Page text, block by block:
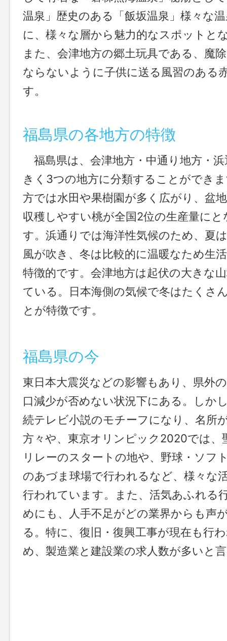
温泉」歴史のある「飯坂温泉」様々な
に、様々な層から魅力的なスポットと
また、会津地方の郷土玩具である、魔
ならないように子供に送る風習のある
す。
福島県の各地方の特徴
福島県は、会津地方・中通り地方・
きく3つの地方に分類することができ
方では水田や果樹園が多く広がり、盆
収穫しやすい桃が全国2位の生産量に
す。浜通りでは海洋性気候のため、夏
風が吹き、冬は比較的に温暖なため生
特徴的です。会津地方は起伏の大きな
ている。日本海側の気候で冬はたくさ
とが特徴です。
福島県の今
東日本大震災などの影響もあり、県外
口減少が否めない状況下にある。しか
続テレビ小説のモチーフになり、名所
方々や、東京オリンピック2020では、
リレーのスタートの地や、野球・ソフ
のあづま球場で行われるなど、様々な
行われています。また、活気あふれる
めにも、人手不足がどの業界からも声
る。特に、復旧・復興工事が現在も行
め、製造業と建設業の求人数が多いと